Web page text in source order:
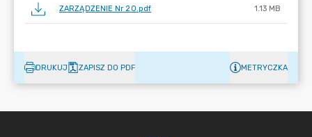
ZARZĄDZENIE Nr 20.pdf 1.13 MB
DRUKUJ ZAPISZ DO PDF METRYCZKA